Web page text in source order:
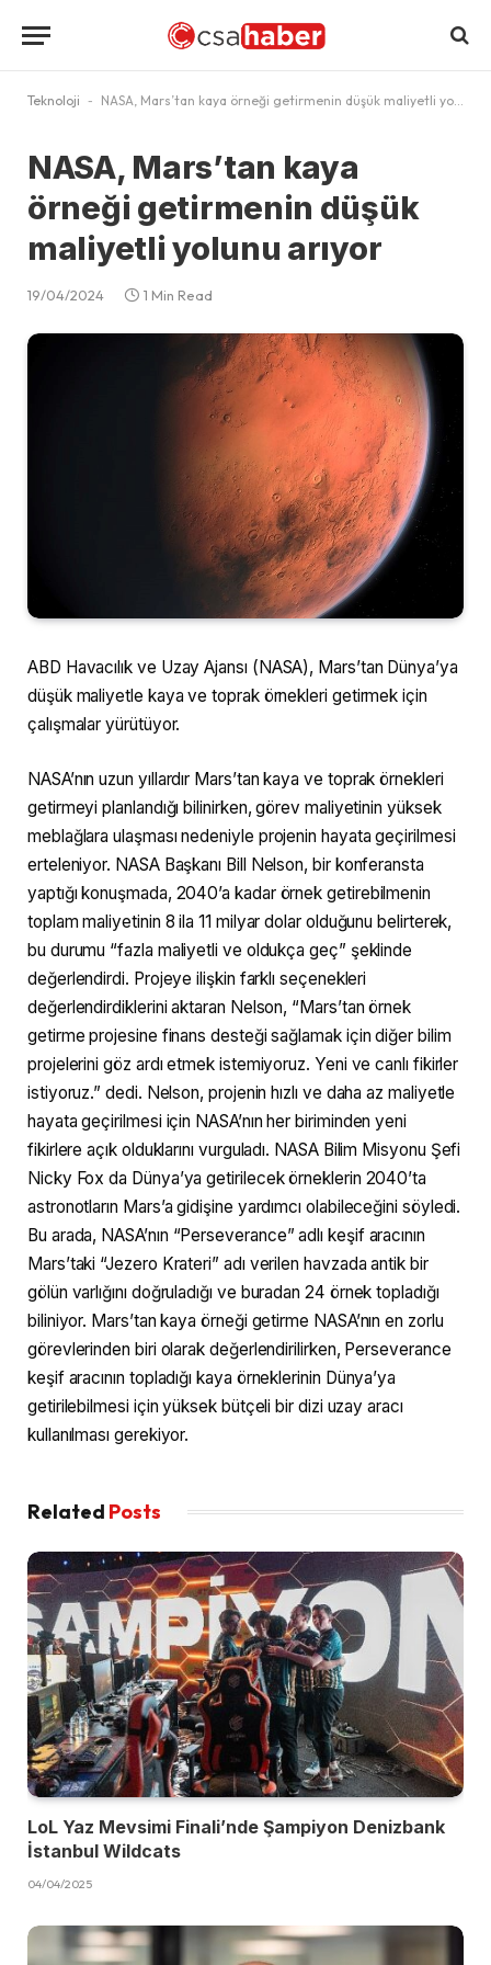
Teknoloji - NASA, Mars’tan kaya örneği getirmenin düşük maliyetli yolunu arıyor
NASA, Mars’tan kaya
örneği getirmenin düşük
maliyetli yolunu arıyor
19/04/2024 1 Min Read
ABD Havacılık ve Uzay Ajansı (NASA), Mars’tan Dünya’ya
düşük maliyetle kaya ve toprak örnekleri getirmek için
çalışmalar yürütüyor.
NASA’nın uzun yıllardır Mars’tan kaya ve toprak örnekleri
getirmeyi planlandığı bilinirken, görev maliyetinin yüksek
meblağlara ulaşması nedeniyle projenin hayata geçirilmesi
erteleniyor. NASA Başkanı Bill Nelson, bir konferansta
yaptığı konuşmada, 2040’a kadar örnek getirebilmenin
toplam maliyetinin 8 ila 11 milyar dolar olduğunu belirterek,
bu durumu “fazla maliyetli ve oldukça geç” şeklinde
değerlendirdi. Projeye ilişkin farklı seçenekleri
değerlendirdiklerini aktaran Nelson, “Mars’tan örnek
getirme projesine finans desteği sağlamak için diğer bilim
projelerini göz ardı etmek istemiyoruz. Yeni ve canlı fikirler
istiyoruz.” dedi. Nelson, projenin hızlı ve daha az maliyetle
hayata geçirilmesi için NASA’nın her biriminden yeni
fikirlere açık olduklarını vurguladı. NASA Bilim Misyonu Şefi
Nicky Fox da Dünya’ya getirilecek örneklerin 2040’ta
astronotların Mars’a gidişine yardımcı olabileceğini söyledi.
Bu arada, NASA’nın “Perseverance” adlı keşif aracının
Mars’taki “Jezero Krateri” adı verilen havzada antik bir
gölün varlığını doğruladığı ve buradan 24 örnek topladığı
biliniyor. Mars’tan kaya örneği getirme NASA’nın en zorlu
görevlerinden biri olarak değerlendirilirken, Perseverance
keşif aracının topladığı kaya örneklerinin Dünya’ya
getirilebilmesi için yüksek bütçeli bir dizi uzay aracı
kullanılması gerekiyor.
Related Posts
LoL Yaz Mevsimi Finali’nde Şampiyon Denizbank
İstanbul Wildcats
04/04/2025